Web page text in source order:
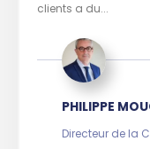
clients a du...
PHILIPPE
Directeur de la